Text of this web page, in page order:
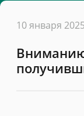
10 января 2025